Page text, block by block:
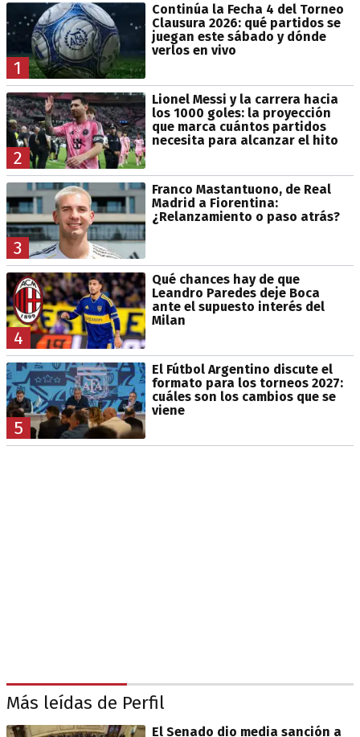
1
Continúa la Fecha 4 del Torneo
Clausura 2026: qué partidos se
juegan este sábado y dónde
verlos en vivo
2
Lionel Messi y la carrera hacia
los 1000 goles: la proyección
que marca cuántos partidos
necesita para alcanzar el hito
3
Franco Mastantuono, de Real
Madrid a Fiorentina:
¿Relanzamiento o paso atrás?
4
Qué chances hay de que
Leandro Paredes deje Boca
ante el supuesto interés del
Milan
5
El Fútbol Argentino discute el
formato para los torneos 2027:
cuáles son los cambios que se
viene
Más leídas de Perfil
El Senado dio media sanción a